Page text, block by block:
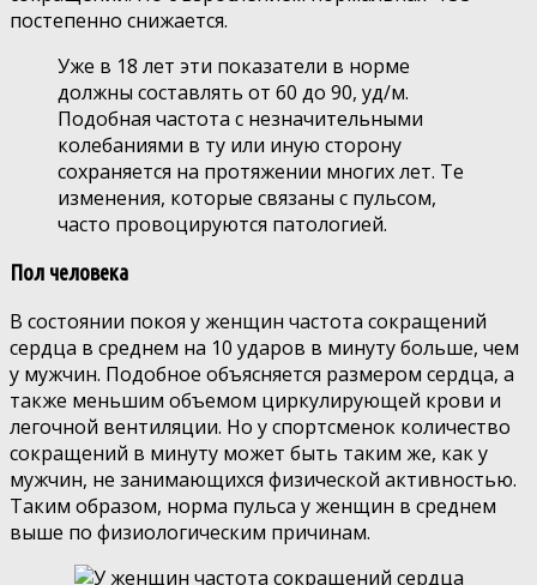
постепенно снижается.
Уже в 18 лет эти показатели в норме
должны составлять от 60 до 90, уд/м.
Подобная частота с незначительными
колебаниями в ту или иную сторону
сохраняется на протяжении многих лет. Те
изменения, которые связаны с пульсом,
часто провоцируются патологией.
Пол человека
В состоянии покоя у женщин частота сокращений
сердца в среднем на 10 ударов в минуту больше, чем
у мужчин. Подобное объясняется размером сердца, а
также меньшим объемом циркулирующей крови и
легочной вентиляции. Но у спортсменок количество
сокращений в минуту может быть таким же, как у
мужчин, не занимающихся физической активностью.
Таким образом, норма пульса у женщин в среднем
выше по физиологическим причинам.